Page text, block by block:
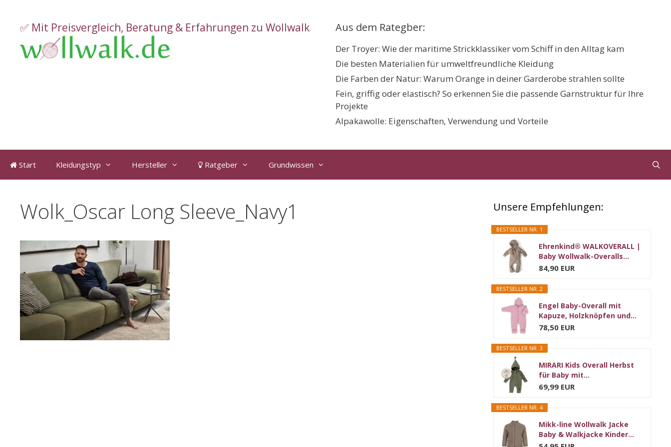
springen
Aus dem Rategber:
Der Troyer: Wie der maritime Strickklassiker vom Schiff in den Alltag kam
Die besten Materialien für umweltfreundliche Kleidung
Die Farben der Natur: Warum Orange in deiner Garderobe strahlen sollte
Fein, griffig oder elastisch? So erkennen Sie die passende Garnstruktur für Ihre
Projekte
Alpakawolle: Eigenschaften, Verwendung und Vorteile
✅ Mit Preisvergleich, Beratung & Erfahrungen zu Wollwalk
Start Kleidungstyp Hersteller Ratgeber Grundwissen
Wolk_Oscar Long Sleeve_Navy1 Unsere Empfehlungen:
BESTSELLER NR. 1
Ehrenkind® WALKOVERALL |
Baby Wollwalk-Overalls...
84,90 EUR
BESTSELLER NR. 2
Engel Baby-Overall mit
Kapuze, Holzknöpfen und...
78,50 EUR
BESTSELLER NR. 3
MIRARI Kids Overall Herbst
für Baby mit...
69,99 EUR
BESTSELLER NR. 4
Mikk-line Wollwalk Jacke
Baby & Walkjacke Kinder...